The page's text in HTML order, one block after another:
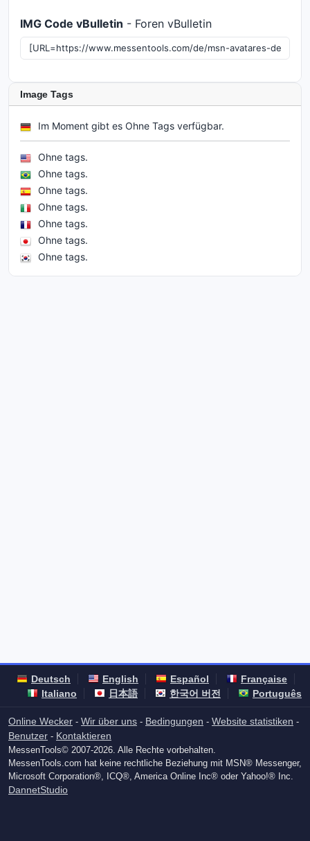
IMG Code vBulletin - Foren vBulletin
Image Tags
Im Moment gibt es Ohne Tags verfügbar.
Ohne tags.
Ohne tags.
Ohne tags.
Ohne tags.
Ohne tags.
Ohne tags.
Ohne tags.
Deutsch English Español
Française
Italiano
日本語 한국어 버전 Português
Online Wecker - Wir über uns - Bedingungen - Website statistiken -
Benutzer - Kontaktieren
MessenTools© 2007-2026. Alle Rechte vorbehalten.
MessenTools.com hat keine rechtliche Beziehung mit MSN® Messenger,
Microsoft Corporation®, ICQ®, America Online Inc® oder Yahoo!® Inc.
DannetStudio